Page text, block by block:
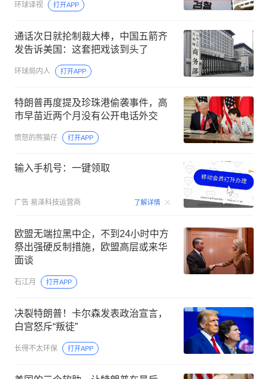
环球译视 打开APP
通话次日就抡制裁大棒，中国五箭齐
发告诉美国：这套把戏该到头了
环球局内人 打开APP
特朗普再度提及珍珠港偷袭事件，高
市早苗近两个月没有公开电话外交
愤怒的熊猫仔 打开APP
输入手机号：一键领取
广告 易泽科技运营商 了解详情 00:15
欧盟无端拉黑中企，不到24小时中方
祭出强硬反制措施，欧盟高层或来华
面谈
石江月 打开APP
决裂特朗普！卡尔森发表政治宣言，
白宫怒斥“叛徒”
长得不太环保 打开APP